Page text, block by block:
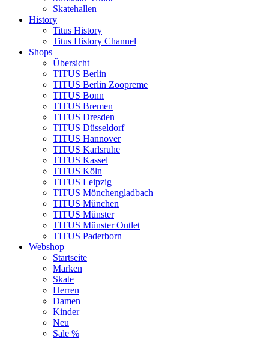
Skatehallen
History
Titus History
Titus History Channel
Shops
Übersicht
TITUS Berlin
TITUS Berlin Zoopreme
TITUS Bonn
TITUS Bremen
TITUS Dresden
TITUS Düsseldorf
TITUS Hannover
TITUS Karlsruhe
TITUS Kassel
TITUS Köln
TITUS Leipzig
TITUS Mönchengladbach
TITUS München
TITUS Münster
TITUS Münster Outlet
TITUS Paderborn
Webshop
Startseite
Marken
Skate
Herren
Damen
Kinder
Neu
Sale %